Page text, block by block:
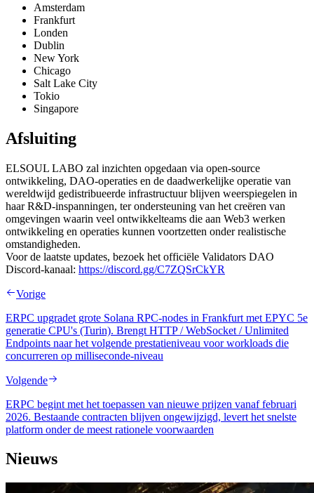
Amsterdam
Frankfurt
Londen
Dublin
New York
Chicago
Salt Lake City
Tokio
Singapore
Afsluiting
ELSOUL LABO zal inzichten opgedaan via open-source
ontwikkeling, DAO-operaties en de daadwerkelijke operatie van
wereldwijd gedistribueerde infrastructuur blijven weerspiegelen in
haar R&D-inspanningen, ter ondersteuning van het creëren van
omgevingen waarin veel ontwikkelteams die aan Web3 werken
ontwikkeling en operaties kunnen voortzetten onder realistische
omstandigheden.
Voor de laatste updates, bezoek het officiële Validators DAO
Discord-kanaal: https://discord.gg/C7ZQSrCkYR
Vorige
ERPC upgradet grote Solana RPC-nodes in Frankfurt met EPYC 5e
generatie CPU's (Turin). Brengt HTTP / WebSocket / Unlimited
Endpoints naar het volgende prestatieniveau voor workloads die
concurreren op milliseconde-niveau
Volgende
ERPC begint met het toepassen van nieuwe prijzen vanaf februari
2026. Bestaande contracten blijven ongewijzigd, levert het snelste
platform onder de meest rationele voorwaarden
Nieuws